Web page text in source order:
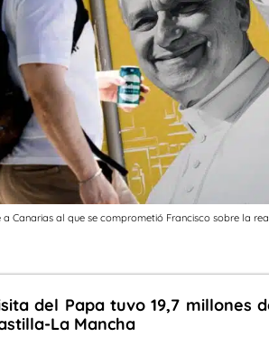
a Canarias al que se comprometió Francisco sobre la
del Papa tuvo 19,7 millones
La Mancha